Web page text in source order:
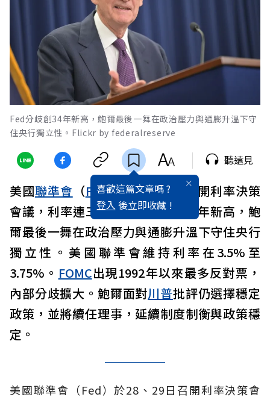
Fed分歧創34年新高，鮑爾最後一舞在政治壓力與通膨升溫下守
住央行獨立性。Flickr by federalreserve
喜歡這篇文章嗎 ?
登入 後立即收藏 !
聽遠見
美國聯準會 （Fed）於28、29日召開利率決策
會議，利率連三凍、Fed分歧創34年新高，鮑
爾最後一舞在政治壓力與通膨升溫下守住央行
獨立性。美國聯準會維持利率在3.5%至
3.75%。 FOMC出現1992年以來最多反對票，
內部分歧擴大。鮑爾面對川普批評仍選擇穩定
政策，並將續任理事，延續制度制衡與政策穩
定。
美國聯準會（Fed）於28、29日召開利率決策會